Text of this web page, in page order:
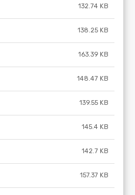
132.74 KB
138.25 KB
163.39 KB
148.47 KB
139.55 KB
145.4 KB
142.7 KB
157.37 KB